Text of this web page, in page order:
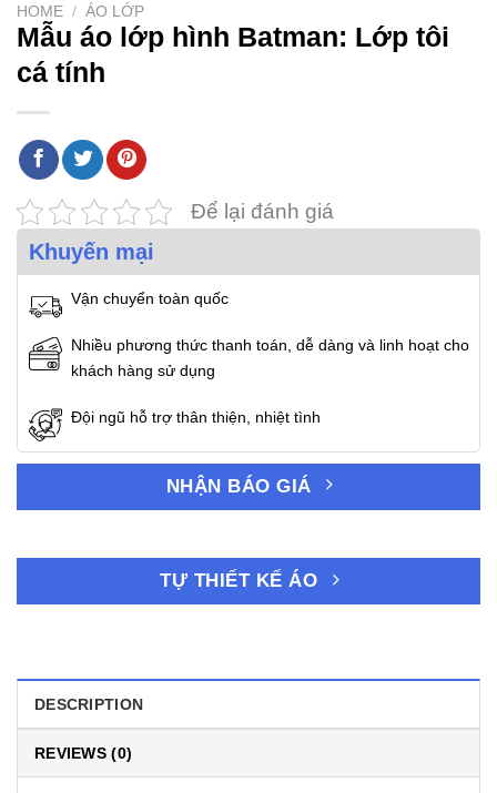
HOME / ÁO LỚP
Mẫu áo lớp hình Batman: Lớp tôi
cá tính
Để lại đánh giá
Khuyến mại
Vận chuyển toàn quốc
Nhiều phương thức thanh toán, dễ dàng và linh hoạt cho
khách hàng sử dụng
Đội ngũ hỗ trợ thân thiện, nhiệt tình
NHẬN BÁO GIÁ
TỰ THIẾT KẾ ÁO
DESCRIPTION
REVIEWS (0)